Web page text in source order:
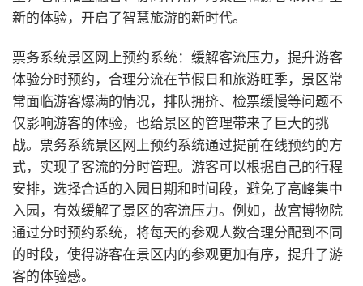
新的体验，开启了智慧旅游的新时代。
票务系统景区网上预约系统：缓解客流压力，提升游客
体验分时预约，合理分流在节假日和旅游旺季，景区常
常面临游客爆满的情况，排队拥挤、检票缓慢等问题不
仅影响游客的体验，也给景区的管理带来了巨大的挑
战。票务系统景区网上预约系统通过提前在线预约的方
式，实现了客流的分时管理。游客可以根据自己的行程
安排，选择合适的入园日期和时间段，避免了高峰集中
入园，有效缓解了景区的客流压力。例如，故宫博物院
通过分时预约系统，将每天的参观人数合理分配到不同
的时段，使得游客在景区内的参观更加有序，提升了游
客的体验感。